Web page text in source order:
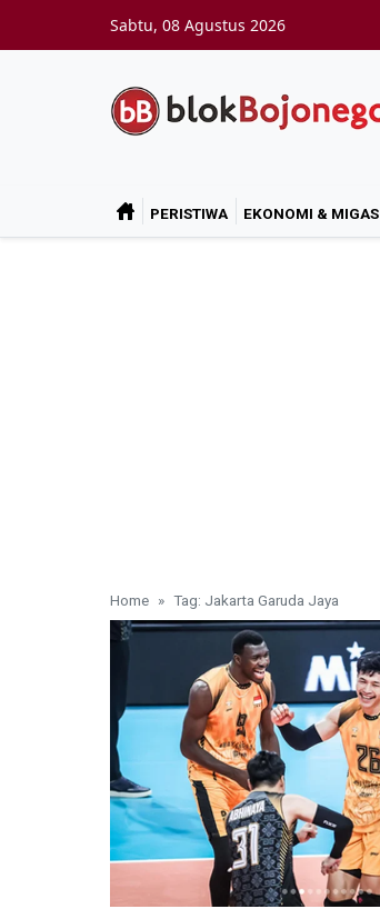
Sabtu, 08 Agustus 2026
PERISTIWA EKONOMI & MIGAS
Home Tag: Jakarta Garuda Jaya